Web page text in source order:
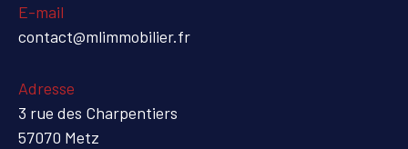
E-mail
contact@mlimmobilier.fr
Adresse
3 rue des Charpentiers
57070 Metz